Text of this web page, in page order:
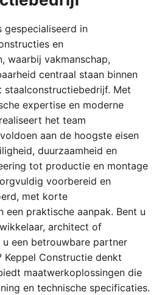
gespecialiseerd in
en
waarbij vakmanschap,
centraal staan binnen
staalconstructiebedrijf. Met
expertise en moderne
het team
aan de hoogste eisen
duurzaamheid en
tot productie en montage
voorbereid en
met korte
een praktische aanpak. Bent u
architect of
een betrouwbare partner
Constructie denkt
maatwerkoplossingen die
en technische specificaties.